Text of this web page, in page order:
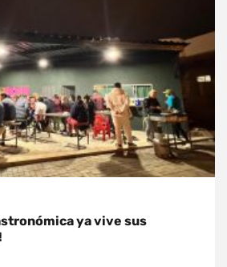
ya vive sus